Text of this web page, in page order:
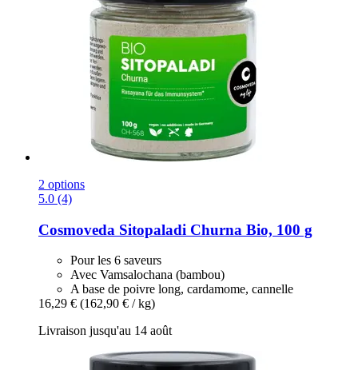
2 options
5.0 (4)
Cosmoveda Sitopaladi Churna Bio, 100 g
Pour les 6 saveurs
Avec Vamsalochana (bambou)
A base de poivre long, cardamome, cannelle
16,29 € (162,90 € / kg)
Livraison jusqu'au 14 août